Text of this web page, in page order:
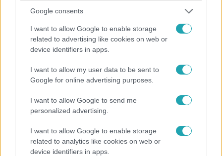
Google consents
I want to allow Google to enable storage
related to advertising like cookies on web or
device identifiers in apps.
I want to allow my user data to be sent to
Google for online advertising purposes.
I want to allow Google to send me
personalized advertising.
I want to allow Google to enable storage
related to analytics like cookies on web or
device identifiers in apps.
2024. július 5. 14:47
újpesti focicsapatot az új edző
amire mindannyian büszkék lehetnek.